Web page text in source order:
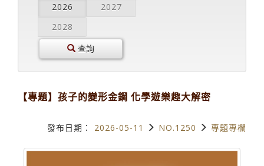
2026
2027
2028
查詢
【專題】孩子的變形金鋼 化學遊樂趣大解密
發布日期： 2026-05-11 NO.1250 專題專欄